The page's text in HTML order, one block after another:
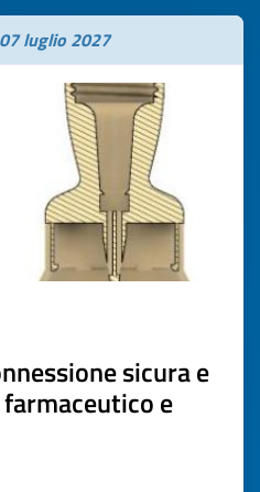
07 luglio 2027
sicura e
e